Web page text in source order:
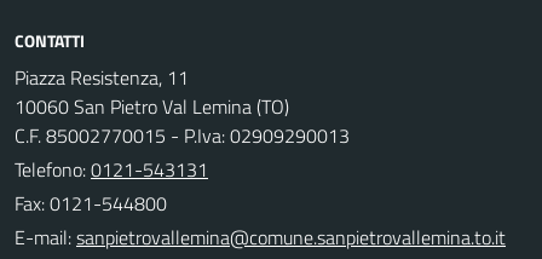
CONTATTI
Piazza Resistenza, 11
10060 San Pietro Val Lemina (TO)
C.F. 85002770015 - P.Iva: 02909290013
Telefono:0121-543131
Fax: 0121-544800
E-mail: